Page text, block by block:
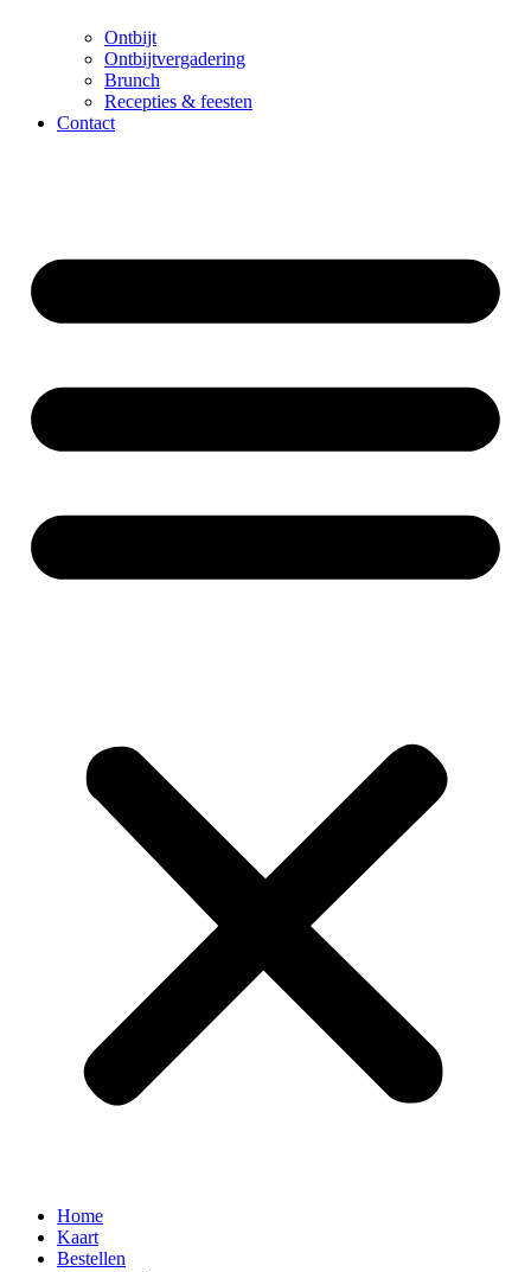
Ontbijt
Ontbijtvergadering
Brunch
Recepties & feesten
Contact
Home
Kaart
Bestellen